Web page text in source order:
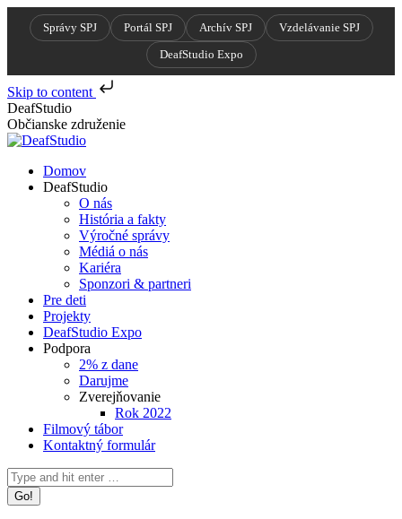
Správy SPJ Portál SPJ Archív SPJ
Vzdelávanie SPJ
DeafStudio Expo
Skip to content
Skip
to
content
DeafStudio
Občianske združenie
Domov
DeafStudio
O nás
História a fakty
Výročné správy
Médiá o nás
Kariéra
Sponzori & partneri
Pre deti
Projekty
DeafStudio Expo
Podpora
2% z dane
Darujme
Zverejňovanie
Rok 2022
Filmový tábor
Kontaktný formulár
Search: